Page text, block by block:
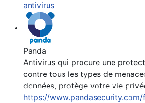
antivirus
Panda
Antivirus qui procure une
contre tous les types de
données, protège votre vie
https://www.pandasecurity.com/